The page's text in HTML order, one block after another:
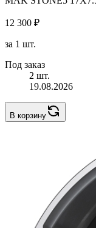
12 300 ₽
за 1 шт.
Под заказ
2 шт.
19.08.2026
В корзину